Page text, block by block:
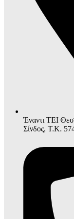
Έναντι ΤΕΙ
Σίνδος, Τ.Κ.